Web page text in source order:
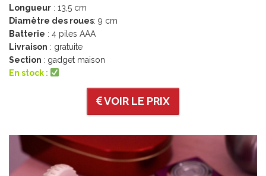
Longueur : 13,5 cm
Diamètre des roues: 9 cm
Batterie : 4 piles AAA
Livraison : gratuite
Section : gadget maison
En stock :
VOIR LE PRIX